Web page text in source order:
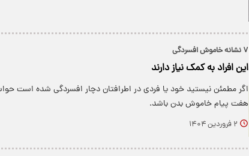
۷ نشانه خاموش افسردگی
این افراد به کمک نیاز دارند
اگر مطمئن نیستید خود یا فردی در اطرافتان دچار افسردگی شده است
هفت پیام خاموش بدن باشد.
۲ فروردین ۱۴۰۴